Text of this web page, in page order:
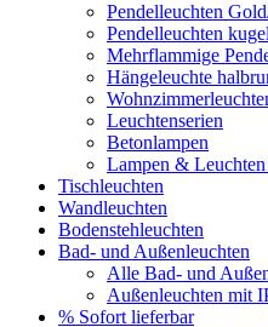
Pendelleuchten
Pendelleuchten kugel
Mehrflammige
Hängeleuchte
Leuchtenserien
Betonlampen
Lampen &
Tischleuchten
Wandleuchten
Bodenstehleuchten
Bad- und Außenleuchten
Alle Bad- und
Außenleuchten mit
% Sofort lieferbar